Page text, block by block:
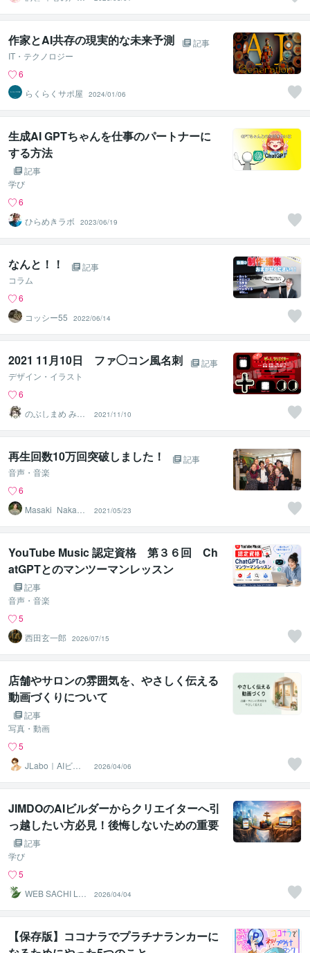
寄り添うセラピ
スト
作家とAI共存の現実的な未来予測
記事
IT・テクノロジー
6
らくらくサポ屋
2024/01/06
生成AI GPTちゃんを仕事のパートナーに
する方法
記事
学び
6
ひらめきラボ
2023/06/19
なんと！！
記事
コラム
6
コッシー55
2022/06/14
2021 11月10日 ファ◯コン風名刺
記事
デザイン・イラスト
6
のぶしまめ みな
ご
2021/11/10
再生回数10万回突破しました！
記事
音声・音楽
6
Masaki_Nakaga
2021/05/23
YouTube Music 認定資格 第３６回 Ch
atGPTとのマンツーマンレッスン
記事
音声・音楽
5
西田玄一郎
2026/07/15
店舗やサロンの雰囲気を、やさしく伝える
動画づくりについて
記事
写真・動画
5
JLabo｜AIビジ
ュアル制作
2026/04/06
JIMDOのAIビルダーからクリエイターへ引
っ越したい方必見！後悔しないための重要
チェックリスト
記事
学び
5
WEB SACHI LA
2026/04/04
【保存版】ココナラでプラチナランカーに